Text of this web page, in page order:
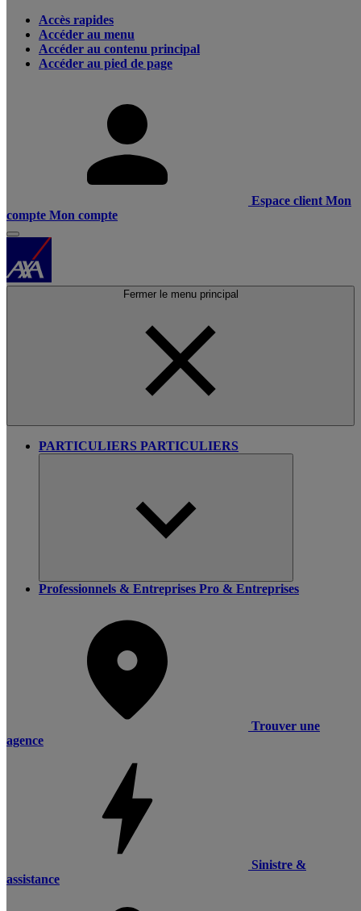
Accès rapides
Accéder au menu
Accéder au contenu principal
Accéder au pied de page
Espace client Mon
compte Mon compte
Fermer le menu principal
PARTICULIERS PARTICULIERS
Professionnels & Entreprises Pro & Entreprises
Trouver une
agence
Sinistre &
assistance